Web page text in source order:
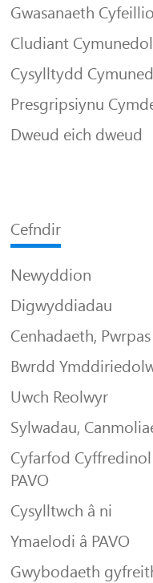
Gwasanaeth
Cludiant Cymunedol
Cysylltydd
Presgripsiynu
Dweud eich dweud
Cefndir
Newyddion
Digwyddiadau
Cenhadaeth,
Bwrdd
Uwch Reolwyr
Sylwadau,
Cyfarfod
PAVO
Cysylltwch â ni
Ymaelodi â PAVO
Gwybodaeth